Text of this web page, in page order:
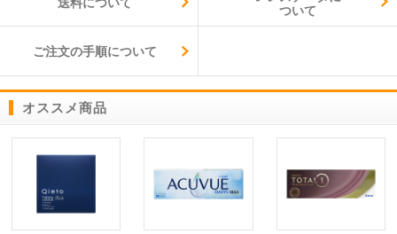
送料について
ついて
ご注文の手順について
オススメ商品